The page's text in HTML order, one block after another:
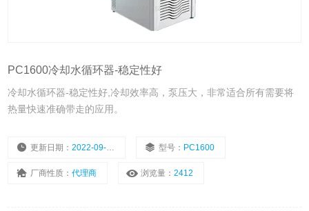
PC1600冷却水循环器-稳定性好
冷却水循环器-稳定性好,冷却效率高，泵压大，非常适合所有需要将
热量快速准确带走的应用。
更新日期：2022-09-06 型号： PC1600
厂商性质：代理商 浏览量：2412